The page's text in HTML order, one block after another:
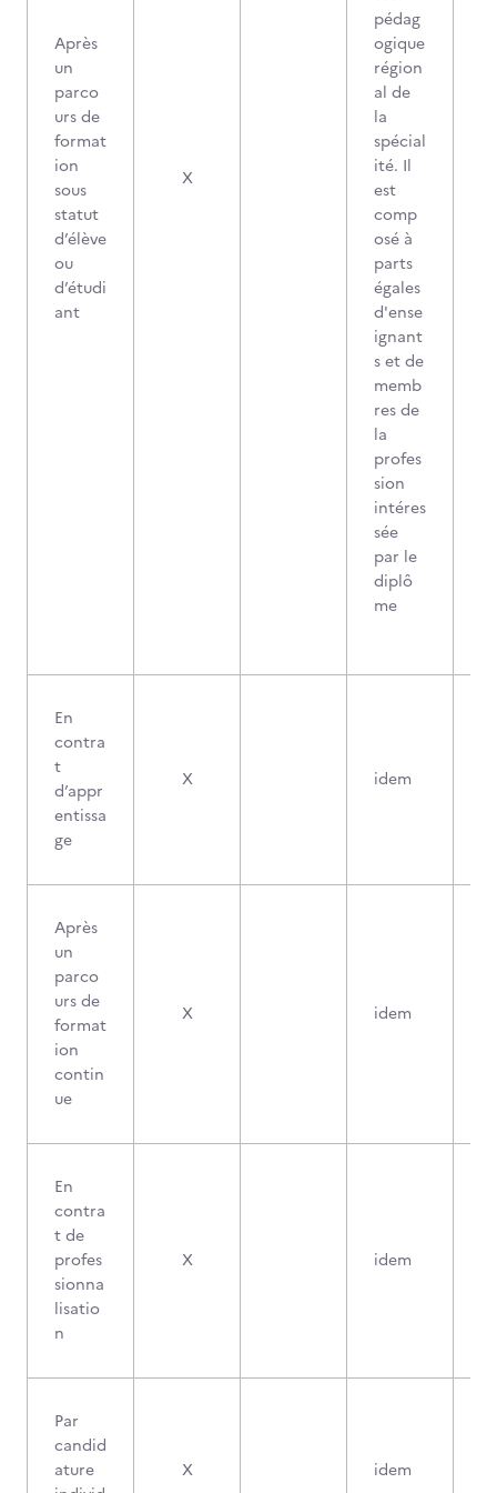
Après
un
parco
urs de
format
ion
sous
statut
d’élève
ou
d’étudi
ant
X
pédag
ogique
région
al de
la
spécial
ité. Il
est
comp
osé à
parts
égales
d'ense
ignant
s et de
memb
res de
la
profes
sion
intéres
sée
par le
diplô
me
En
contra
t
d’appr
entissa
ge
X idem
Après
un
parco
urs de
format
ion
contin
ue
X idem
En
contra
t de
profes
sionna
lisatio
n
X idem
Par
candid
ature
X idem